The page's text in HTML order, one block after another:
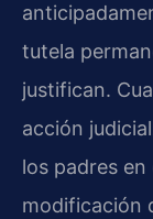
tutela
justifican.
acción
los padres
modificación